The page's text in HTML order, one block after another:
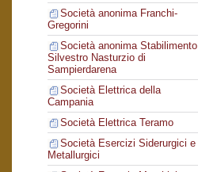
Società anonima Franchi-
Gregorini
Società anonima Stabilimento
Silvestro Nasturzio di
Sampierdarena
Società Elettrica della
Campania
Società Elettrica Teramo
Società Esercizi Siderurgici e
Metallurgici